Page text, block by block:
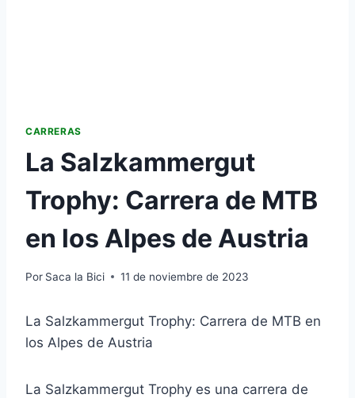
CARRERAS
La Salzkammergut
Trophy: Carrera de MTB
en los Alpes de Austria
Por Saca la Bici 11 de noviembre de 2023
La Salzkammergut Trophy: Carrera de MTB en
los Alpes de Austria
La Salzkammergut Trophy es una carrera de